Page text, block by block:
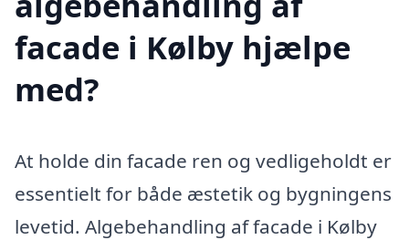
facade i Kølby hjælpe
med?
At holde din facade ren og vedligeholdt er
essentielt for både æstetik og bygningens
levetid. Algebehandling af facade i Kølby